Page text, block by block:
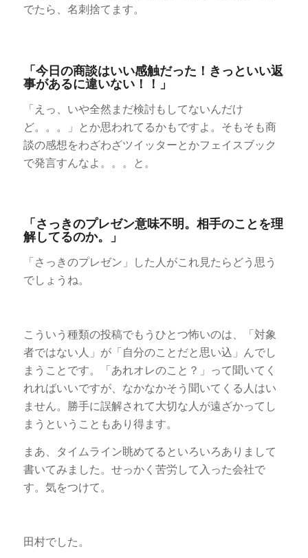
でたら、名刺捨てます。
「今日の商談はいい感触だった！きっといい返
事があるに違いない！！」
「えっ、いや全然まだ検討もしてないんだけ
ど。。。」とか思われてるかもですよ。そもそも商
談の感想をわざわざツイッターとかフェイスブック
で発言すんなよ。。。と。
「さっきのプレゼン意味不明。相手のことを理
解してるのか。」
「さっきのプレゼン」した人がこれ見たらどう思う
でしょうね。
こういう種類の投稿でもうひとつ怖いのは、「対象
者ではない人」が「自分のことだと思い込」んでし
まうことです。「あれオレのこと？」って聞いてく
れればいいですが、なかなかそう聞いてくる人はい
ません。勝手に誤解されて大切な人が遠ざかってし
まうということもあり得ます。
まあ、タイムライン眺めてるといろいろありまして
書いてみました。せっかく苦労して入った会社で
す。気をつけて。
田村でした。